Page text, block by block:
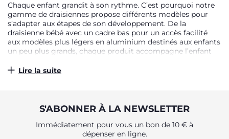
Chaque enfant grandit à son rythme. C’est pourquoi notre
gamme de draisiennes propose différents modèles pour
s’adapter aux étapes de son développement. De la
draisienne bébé avec un cadre bas pour un accès facilité
aux modèles plus légers en aluminium destinés aux enfants
un peu plus grands, chaque produit accompagne l’enfant
capacités motrices.
également conçu pour s’adapter à la taille de l’enfant, pour
draisiennes conviennent pour une tranche d’âge allant
généralement de 18 mois à 5 ans, en fonction du modèle et
Lire la suite
S'ABONNER À LA NEWSLETTER
Immédiatement pour vous un bon de 10 € à
dépenser en ligne.